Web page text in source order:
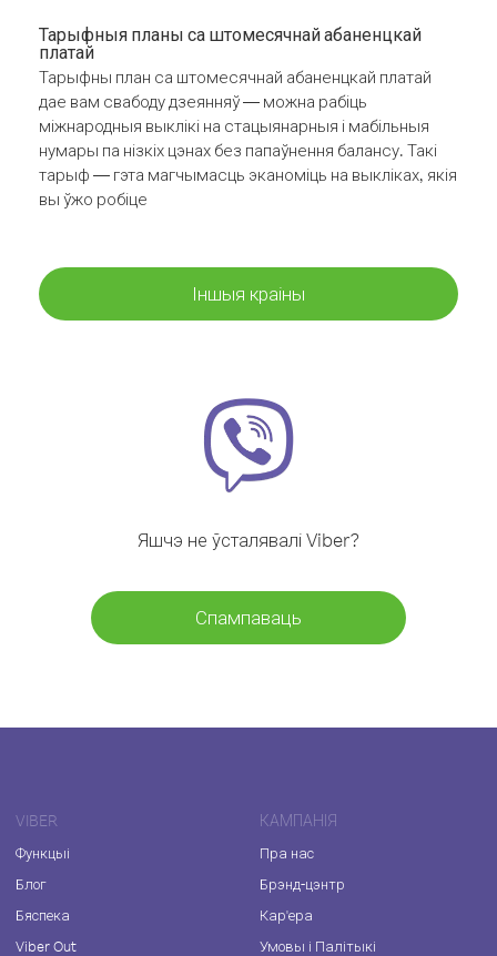
Тарыфныя планы са штомесячнай абаненцкай
платай
Тарыфны план са штомесячнай абаненцкай платай
дае вам свабоду дзеянняў — можна рабіць
міжнародныя выклікі на стацыянарныя і мабільныя
нумары па нізкіх цэнах без папаўнення балансу. Такі
тарыф — гэта магчымасць эканоміць на выкліках, якія
вы ўжо робіце
Іншыя краіны
Яшчэ не ўсталявалі Viber?
Спампаваць
VIBER
Функцыі
Блог
Бяспека
Viber Out
КАМПАНІЯ
Пра нас
Брэнд-цэнтр
Кар'ера
Умовы і Палітыкі